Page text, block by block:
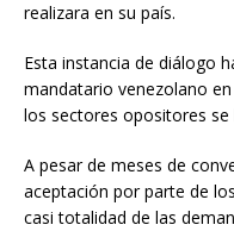
realizara en su país.
Esta instancia de diálogo
mandatario venezolano
los sectores opositores se
A pesar de meses de
aceptación por parte de
casi totalidad de las